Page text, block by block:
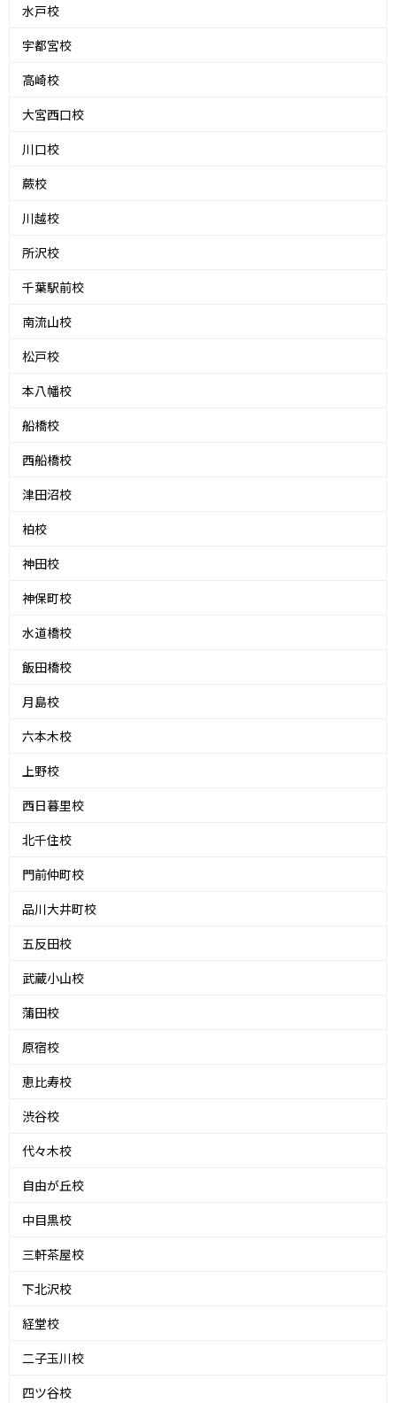
水戸校
宇都宮校
高崎校
大宮西口校
川口校
蕨校
川越校
所沢校
千葉駅前校
南流山校
松戸校
本八幡校
船橋校
西船橋校
津田沼校
柏校
神田校
神保町校
水道橋校
飯田橋校
月島校
六本木校
上野校
西日暮里校
北千住校
門前仲町校
品川大井町校
五反田校
武蔵小山校
蒲田校
原宿校
恵比寿校
渋谷校
代々木校
自由が丘校
中目黒校
三軒茶屋校
下北沢校
経堂校
二子玉川校
四ツ谷校